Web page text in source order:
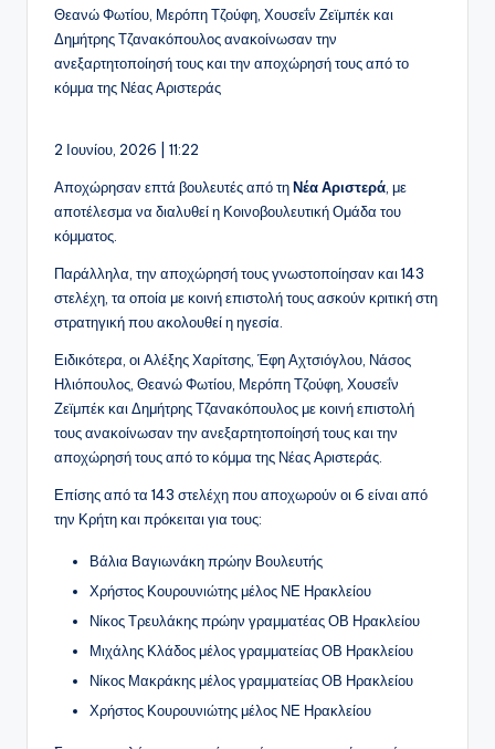
Θεανώ Φωτίου, Μερόπη Τζούφη, Χουσεΐν Ζεϊμπέκ και
Δημήτρης Τζανακόπουλος ανακοίνωσαν την
ανεξαρτητοποίησή τους και την αποχώρησή τους από το
κόμμα της Νέας Αριστεράς
2 Ιουνίου, 2026 | 11:22
Αποχώρησαν επτά βουλευτές από τηΝέα Αριστερά , με
αποτέλεσμα να διαλυθεί η Κοινοβουλευτική Ομάδα του
κόμματος.
Παράλληλα, την αποχώρησή τους γνωστοποίησαν και 143
στελέχη, τα οποία με κοινή επιστολή τους ασκούν κριτική στη
στρατηγική που ακολουθεί η ηγεσία.
Ειδικότερα, οι Αλέξης Χαρίτσης, Έφη Αχτσιόγλου, Νάσος
Ηλιόπουλος, Θεανώ Φωτίου, Μερόπη Τζούφη, Χουσεΐν
Ζεϊμπέκ και Δημήτρης Τζανακόπουλος με κοινή επιστολή
τους ανακοίνωσαν την ανεξαρτητοποίησή τους και την
αποχώρησή τους από το κόμμα της Νέας Αριστεράς.
Επίσης από τα 143 στελέχη που αποχωρούν οι 6 είναι από
την Κρήτη και πρόκειται για τους:
Βάλια Βαγιωνάκη πρώην Βουλευτής
Χρήστος Κουρουνιώτης μέλος ΝΕ Ηρακλείου
Νίκος Τρευλάκης πρώην γραμματέας ΟΒ Ηρακλείου
Μιχάλης Κλάδος μέλος γραμματείας ΟΒ Ηρακλείου
Νίκος Μακράκης μέλος γραμματείας ΟΒ Ηρακλείου
Χρήστος Κουρουνιώτης μέλος ΝΕ Ηρακλείου